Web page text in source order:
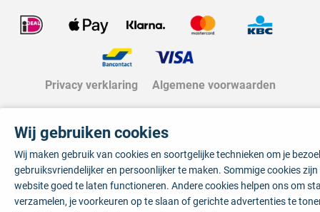
Privacy verklaring Algemene voorwaarden
Wij gebruiken cookies
Wij maken gebruik van cookies en soortgelijke technieken om je
gebruiksvriendelijker en persoonlijker te maken. Sommige cookies
website goed te laten functioneren. Andere cookies helpen ons om
verzamelen, je voorkeuren op te slaan of gerichte advertenties te